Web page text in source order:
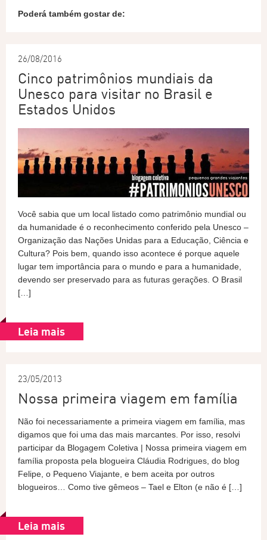
Poderá também gostar de:
26/08/2016
Cinco patrimônios mundiais da
Unesco para visitar no Brasil e
Estados Unidos
Você sabia que um local listado como patrimônio mundial ou
da humanidade é o reconhecimento conferido pela Unesco –
Organização das Nações Unidas para a Educação, Ciência e
Cultura? Pois bem, quando isso acontece é porque aquele
lugar tem importância para o mundo e para a humanidade,
devendo ser preservado para as futuras gerações. O Brasil
[…]
Leia mais
23/05/2013
Nossa primeira viagem em família
Não foi necessariamente a primeira viagem em família, mas
digamos que foi uma das mais marcantes. Por isso, resolvi
participar da Blogagem Coletiva | Nossa primeira viagem em
família proposta pela blogueira Cláudia Rodrigues, do blog
Felipe, o Pequeno Viajante, e bem aceita por outros
blogueiros… Como tive gêmeos – Tael e Elton (e não é […]
Leia mais